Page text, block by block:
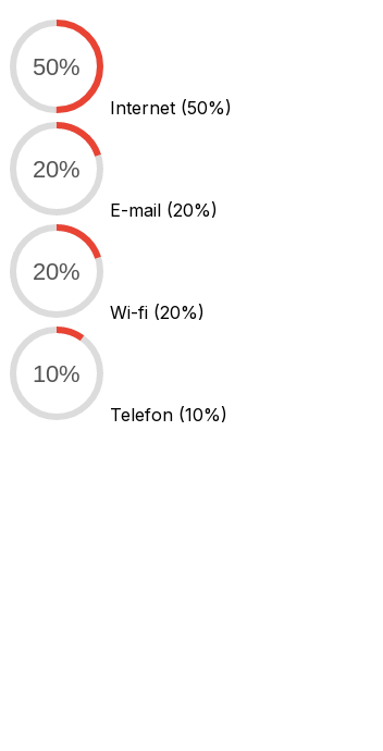
50%
Internet (50%)
20%
E-mail (20%)
20%
Wi-fi (20%)
10%
Telefon (10%)